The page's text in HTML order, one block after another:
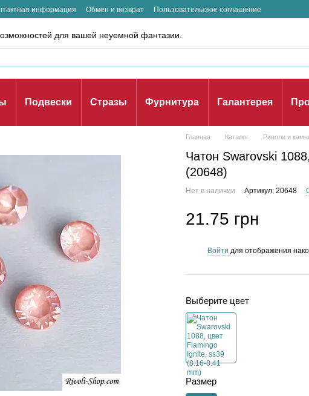
информация Обмен и возврат
Пользовательское соглашение
для вашей неуемной фантазии.
Подвески Стразы Фурнитура Галантерея
Главная Каталог Риволи и
Чатон Swarovski
(20648)
Нет в наличии Артикул: 20648
21.75 грн
Войти для отображения
Выберите цвет
Размер